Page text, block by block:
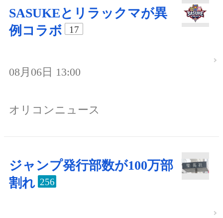
SASUKEとリラックマが異
例コラボ
17
08月06日 13:00
オリコンニュース
ジャンプ発行部数が100万部
割れ 256